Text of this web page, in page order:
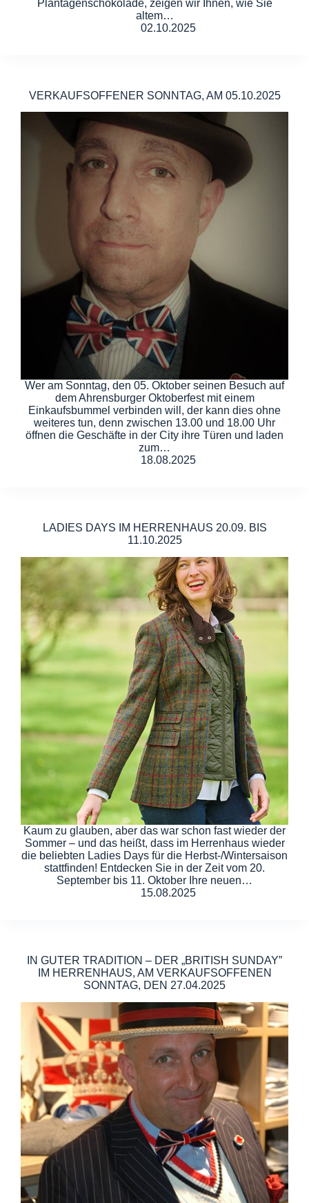
Plantagenschokolade, zeigen wir Ihnen, wie Sie
altem…
02.10.2025
VERKAUFSOFFENER SONNTAG, AM 05.10.2025
Wer am Sonntag, den 05. Oktober seinen Besuch auf
dem Ahrensburger Oktoberfest mit einem
Einkaufsbummel verbinden will, der kann dies ohne
weiteres tun, denn zwischen 13.00 und 18.00 Uhr
öffnen die Geschäfte in der City ihre Türen und laden
zum…
18.08.2025
LADIES DAYS IM HERRENHAUS 20.09. BIS
11.10.2025
Kaum zu glauben, aber das war schon fast wieder der
Sommer – und das heißt, dass im Herrenhaus wieder
die beliebten Ladies Days für die Herbst-/Wintersaison
stattfinden! Entdecken Sie in der Zeit vom 20.
September bis 11. Oktober Ihre neuen…
15.08.2025
IN GUTER TRADITION – DER „BRITISH SUNDAY”
IM HERRENHAUS, AM VERKAUFSOFFENEN
SONNTAG, DEN 27.04.2025